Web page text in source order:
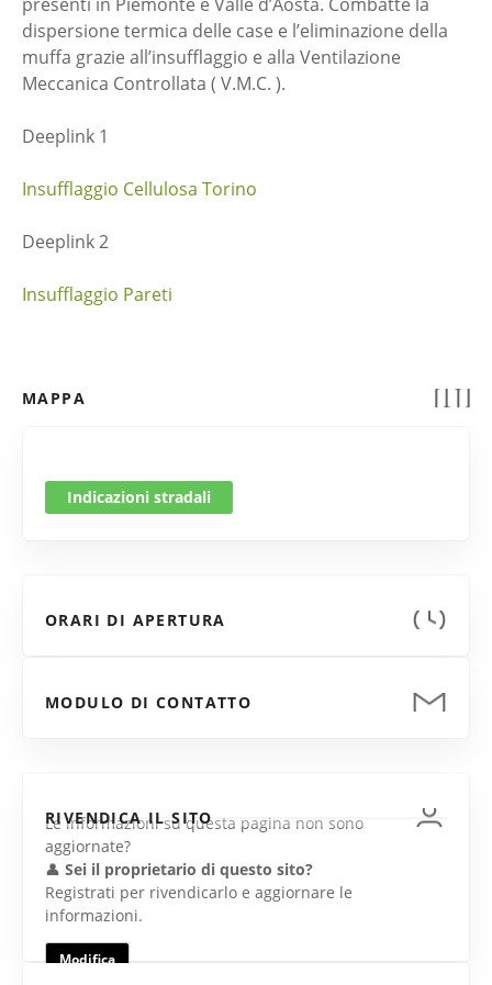
dispersione termica delle case e l’eliminazione della
muffa grazie all’insufflaggio e alla Ventilazione
Meccanica Controllata ( V.M.C. ).
Deeplink 1
Insufflaggio Cellulosa Torino
Deeplink 2
Insufflaggio Pareti
MAPPA
Indicazioni stradali
ORARI DI APERTURA
MODULO DI CONTATTO
RIVENDICA IL SITO
Le informazioni su questa pagina non sono
aggiornate?
👤 Sei il proprietario di questo sito?
Registrati per rivendicarlo e aggiornare le
informazioni.
Modifica